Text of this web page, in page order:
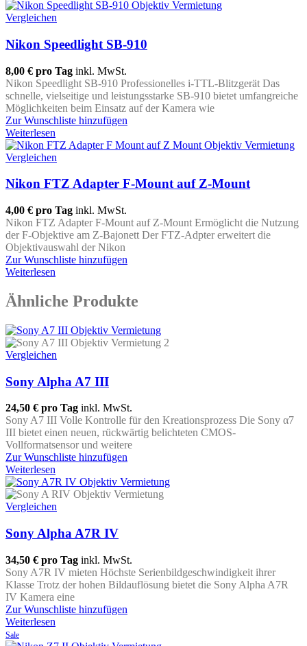
Vergleichen
Nikon Speedlight SB-910
8,00 € pro Tag inkl. MwSt.
Nikon Speedlight SB-910 Professionelles i-TTL-Blitzgerät Das
schnelle, vielseitige und leistungsstarke SB-910 bietet umfangreiche
Möglichkeiten beim Einsatz auf der Kamera wie
Zur Wunschliste hinzufügen
Weiterlesen
Vergleichen
Nikon FTZ Adapter F-Mount auf Z-Mount
4,00 € pro Tag inkl. MwSt.
Nikon FTZ Adapter F-Mount auf Z-Mount Ermöglicht die Nutzung
der F-Objektive am Z-Bajonett Der FTZ-Adpter erweitert die
Objektivauswahl der Nikon
Zur Wunschliste hinzufügen
Weiterlesen
Ähnliche Produkte
Vergleichen
Sony Alpha A7 III
24,50 € pro Tag inkl. MwSt.
Sony A7 III Volle Kontrolle für den Kreationsprozess Die Sony α7
III bietet einen neuen, rückwärtig belichteten CMOS-
Vollformatsensor und weitere
Zur Wunschliste hinzufügen
Weiterlesen
Vergleichen
Sony Alpha A7R IV
34,50 € pro Tag inkl. MwSt.
Sony A7R IV mieten Höchste Serienbildgeschwindigkeit ihrer
Klasse Trotz der hohen Bildauflösung bietet die Sony Alpha A7R
IV Kamera eine
Zur Wunschliste hinzufügen
Weiterlesen
Sale